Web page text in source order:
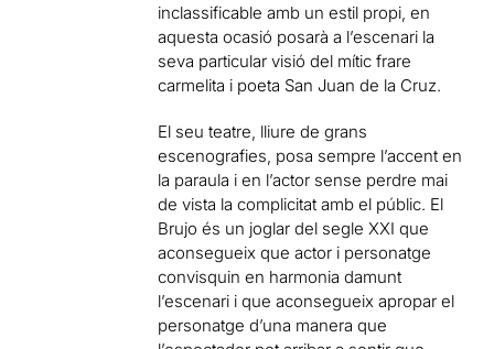
inclassificable amb un estil propi, en
aquesta ocasió posarà a l’escenari la
seva particular visió del mític frare
carmelita i poeta San Juan de la Cruz.
El seu teatre, lliure de grans
escenografies, posa sempre l’accent en
la paraula i en l’actor sense perdre mai
de vista la complicitat amb el públic. El
Brujo és un joglar del segle XXI que
aconsegueix que actor i personatge
convisquin en harmonia damunt
l’escenari i que aconsegueix apropar el
personatge d’una manera que